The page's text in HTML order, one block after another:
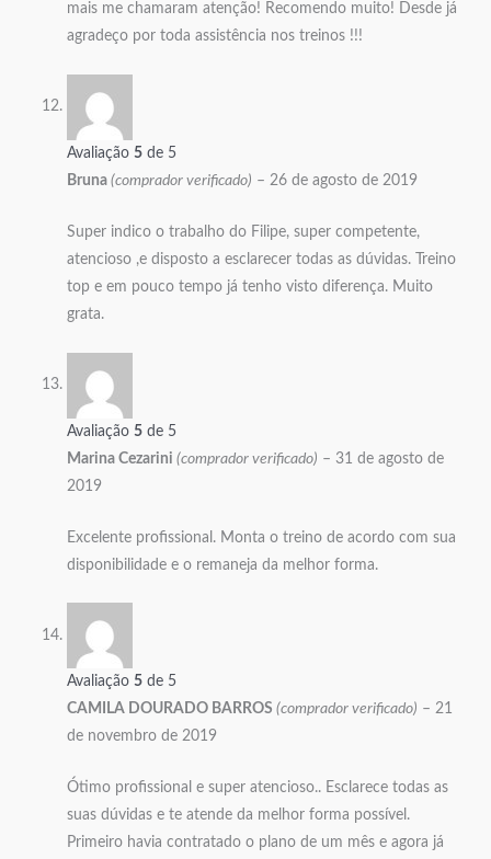
mais me chamaram atenção! Recomendo muito! Desde já
agradeço por toda assistência nos treinos !!!
Avaliação5 de 5
Bruna(comprador verificado) – 26 de agosto de 2019
Super indico o trabalho do Filipe, super competente,
atencioso ,e disposto a esclarecer todas as dúvidas. Treino
top e em pouco tempo já tenho visto diferença. Muito
grata.
Avaliação5 de 5
Marina Cezarini(comprador verificado) – 31 de agosto de
2019
Excelente profissional. Monta o treino de acordo com sua
disponibilidade e o remaneja da melhor forma.
Avaliação5 de 5
CAMILA DOURADO BARROS(comprador verificado) – 21
de novembro de 2019
Ótimo profissional e super atencioso.. Esclarece todas as
suas dúvidas e te atende da melhor forma possível.
Primeiro havia contratado o plano de um mês e agora já